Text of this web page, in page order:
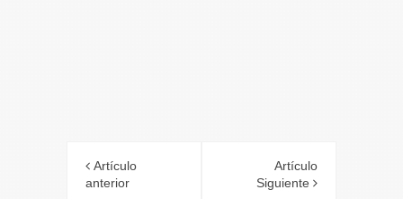
Artículo
anterior
Artículo
Siguiente